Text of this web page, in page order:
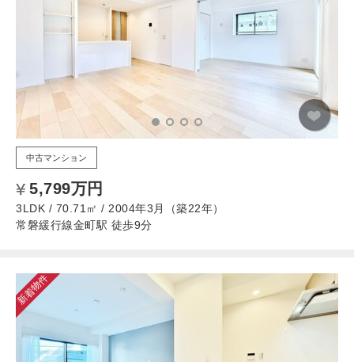
中古マンション
5,799万円
3LDK / 70.71㎡ / 2004年3月（築22年）
常磐緩行線金町駅 徒歩9分
新着物件